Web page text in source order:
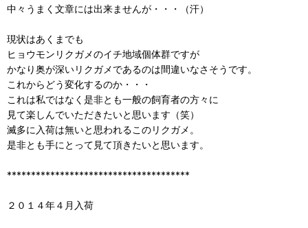
中々うまく文章には出来ませんが・・・（汗）
現状はあくまでも
ヒョウモンリクガメのイチ地域個体群ですが
かなり奥が深いリクガメであるのは間違いなさそうです。
これからどう変化するのか・・・
これは私ではなく是非とも一般の飼育者の方々に
見て楽しんでいただきたいと思います（笑）
滅多に入荷は無いと思われるこのリクガメ。
是非とも手にとって見て頂きたいと思います。
**************************************
２０１４年４月入荷